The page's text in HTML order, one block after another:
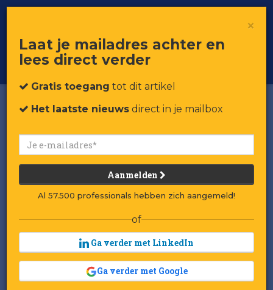
Voor professionals in retail & brands
Toggle
×
Laat je mailadres achter en
lees direct verder
Gratis toegang tot dit artikel
Het laatste nieuws direct in je mailbox
Aanmelden
Al 57.500 professionals hebben zich aangemeld!
of
Ga verder met LinkedIn
Ga verder met Google